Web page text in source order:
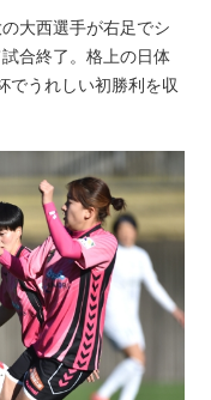
大西選手が右足でシ
合終了。格上の日体
でうれしい初勝利を収